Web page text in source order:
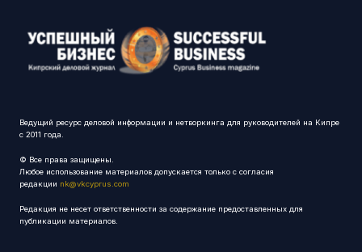
Ведущий ресурс деловой информации и нетворкинга для руководителей на Кипре
с 2011 года.
© Все права защищены.
Любое использование материалов допускается только с согласия
редакции nk@vkcyprus.com
Редакция не несет ответственности за содержание предоставленных для
публикации материалов.